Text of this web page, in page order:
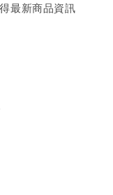
最新商品資訊